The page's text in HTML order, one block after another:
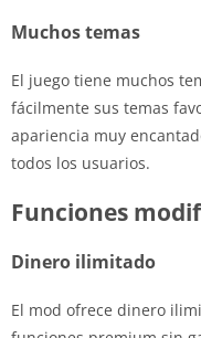
Muchos temas
El juego tiene muchos
fácilmente sus temas
apariencia muy
todos los usuarios.
Funciones
Dinero ilimitado
El mod ofrece dinero